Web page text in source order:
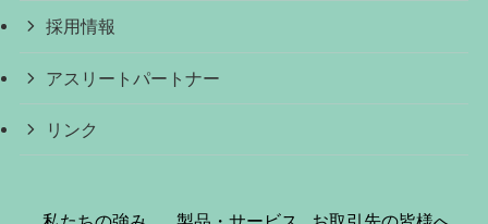
採用情報
アスリートパートナー
リンク